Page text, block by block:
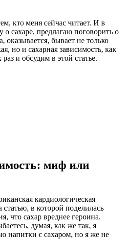
кто меня сейчас читает. И в
сахаре, предлагаю поговорить о
оказывается, бывает не только
но и сахарная зависимость, как
и обсудим в этой статье.
миф или
кардиологическая
статью, в которой поделилась
что сахар вреднее героина.
думая, как же так, я
напитки с сахаром, но я же не